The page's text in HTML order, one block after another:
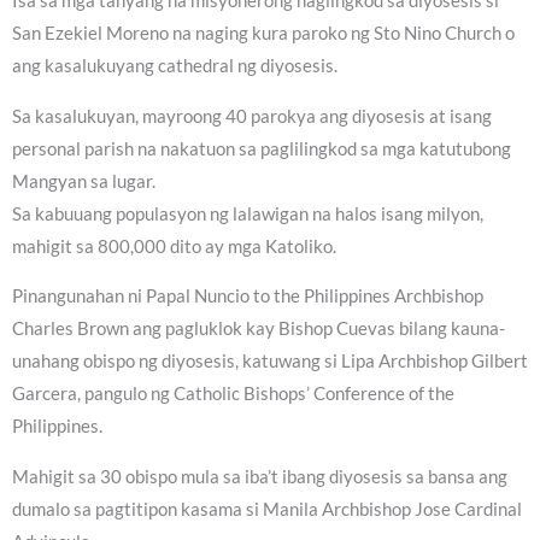
San Ezekiel Moreno na naging kura paroko ng Sto Nino Church o
ang kasalukuyang cathedral ng diyosesis.
Sa kasalukuyan, mayroong 40 parokya ang diyosesis at isang
personal parish na nakatuon sa paglilingkod sa mga katutubong
Mangyan sa lugar.
Sa kabuuang populasyon ng lalawigan na halos isang milyon,
mahigit sa 800,000 dito ay mga Katoliko.
Pinangunahan ni Papal Nuncio to the Philippines Archbishop
Charles Brown ang pagluklok kay Bishop Cuevas bilang kauna-
unahang obispo ng diyosesis, katuwang si Lipa Archbishop Gilbert
Garcera, pangulo ng Catholic Bishops’ Conference of the
Philippines.
Mahigit sa 30 obispo mula sa iba’t ibang diyosesis sa bansa ang
dumalo sa pagtitipon kasama si Manila Archbishop Jose Cardinal